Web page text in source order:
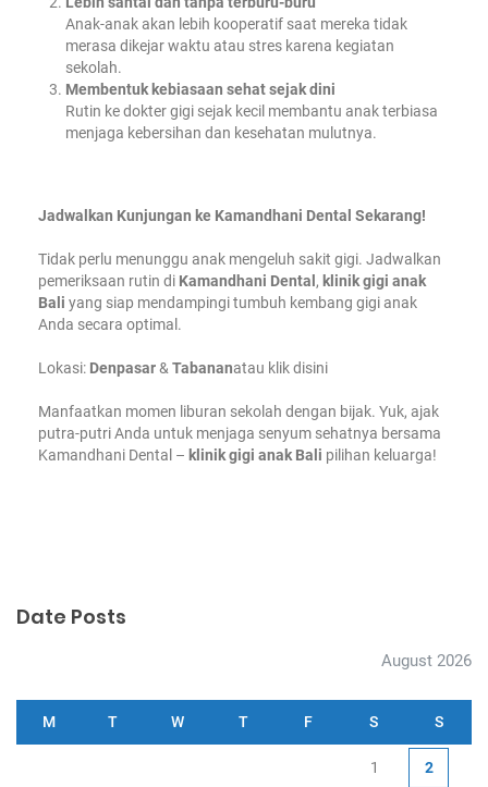
Anak-anak akan lebih kooperatif saat mereka tidak
merasa dikejar waktu atau stres karena kegiatan
sekolah.
Membentuk kebiasaan sehat sejak dini
Rutin ke dokter gigi sejak kecil membantu anak terbiasa
menjaga kebersihan dan kesehatan mulutnya.
Jadwalkan Kunjungan ke Kamandhani Dental Sekarang!
Tidak perlu menunggu anak mengeluh sakit gigi. Jadwalkan
pemeriksaan rutin di Kamandhani Dental , klinik gigi anak
Bali yang siap mendampingi tumbuh kembang gigi anak
Anda secara optimal.
Lokasi: Denpasar& Tabananatau klik disini
Manfaatkan momen liburan sekolah dengan bijak. Yuk, ajak
putra-putri Anda untuk menjaga senyum sehatnya bersama
Kamandhani Dental – klinik gigi anak Bali pilihan keluarga!
Date Posts
August 2026
M T W T F S S
1 2